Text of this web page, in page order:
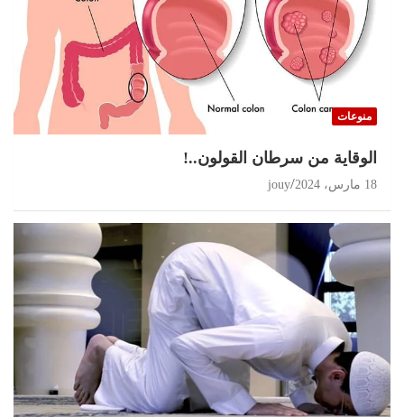
منوعات
الوقاية من سرطان القولون..!
18 مارس، 2024 jouy